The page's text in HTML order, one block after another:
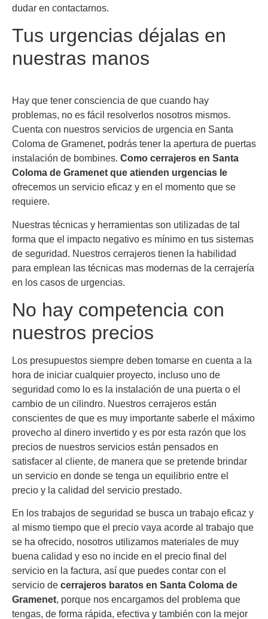
dudar en contactarnos.
Tus urgencias déjalas en
nuestras manos
Hay que tener consciencia de que cuando hay
problemas, no es fácil resolverlos nosotros mismos.
Cuenta con nuestros servicios de urgencia en Santa
Coloma de Gramenet, podrás tener la apertura de puertas
instalación de bombines. Como cerrajeros en Santa
Coloma de Gramenet que atienden urgencias le
ofrecemos un servicio eficaz y en el momento que se
requiere.
Nuestras técnicas y herramientas son utilizadas de tal
forma que el impacto negativo es mínimo en tus sistemas
de seguridad. Nuestros cerrajeros tienen la habilidad
para emplean las técnicas mas modernas de la cerrajería
en los casos de urgencias.
No hay competencia con
nuestros precios
Los presupuestos siempre deben tomarse en cuenta a la
hora de iniciar cualquier proyecto, incluso uno de
seguridad como lo es la instalación de una puerta o el
cambio de un cilindro. Nuestros cerrajeros están
conscientes de que es muy importante saberle el máximo
provecho al dinero invertido y es por esta razón que los
precios de nuestros servicios están pensados en
satisfacer al cliente, de manera que se pretende brindar
un servicio en donde se tenga un equilibrio entre el
precio y la calidad del servicio prestado.
En los trabajos de seguridad se busca un trabajo eficaz y
al mismo tiempo que el precio vaya acorde al trabajo que
se ha ofrecido, nosotros utilizamos materiales de muy
buena calidad y eso no incide en el precio final del
servicio en la factura, así que puedes contar con el
servicio de cerrajeros baratos en Santa Coloma de
Gramenet, porque nos encargamos del problema que
tengas, de forma rápida, efectiva y también con la mejor